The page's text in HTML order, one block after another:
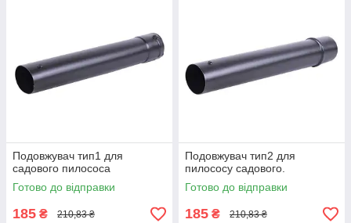
Подовжувач тип1 для
садового пилососа
Готово до відправки
185 ₴ 210,83 ₴
Подовжувач тип2 для
пилососу садового.
Готово до відправки
185 ₴ 210,83 ₴